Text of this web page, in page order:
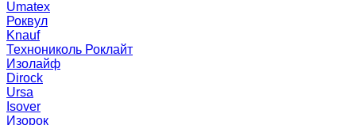
Umatex
Роквул
Knauf
Технониколь Роклайт
Изолайф
Dirock
Ursa
Isover
Изорок